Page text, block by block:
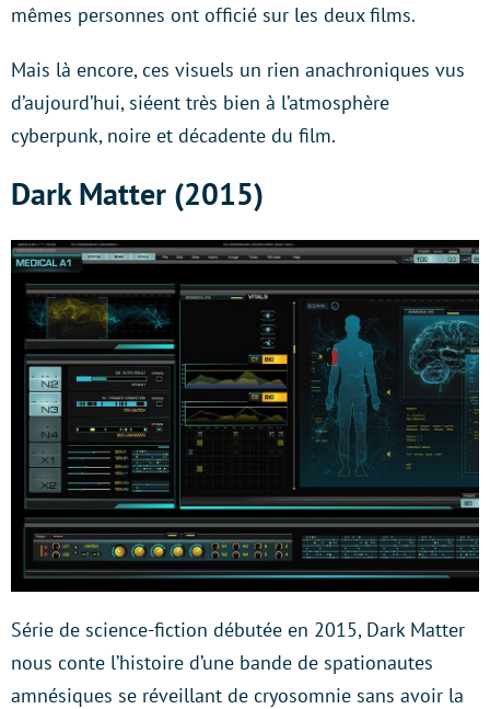
mêmes personnes ont officié sur les deux films.
Mais là encore, ces visuels un rien anachroniques vus
d’aujourd’hui, siéent très bien à l’atmosphère
cyberpunk, noire et décadente du film.
Dark Matter (2015)
Série de science-fiction débutée en 2015, Dark Matter
nous conte l’histoire d’une bande de spationautes
amnésiques se réveillant de cryosomnie sans avoir la